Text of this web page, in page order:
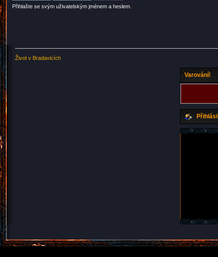
Přihlašte se svým uživatelským jménem a heslem.
Život v Bradavicích
Varování!